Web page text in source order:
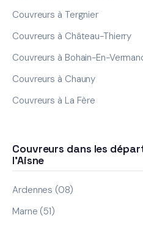
Couvreurs à Tergnier
Couvreurs à Château-Thierry
Couvreurs à Bohain-En-
Couvreurs à Chauny
Couvreurs à La Fère
Couvreurs dans les
l'Aisne
Ardennes (08)
Marne (51)